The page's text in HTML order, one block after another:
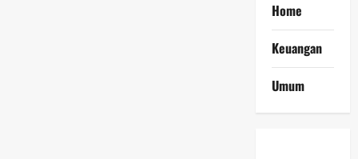
Home
Keuangan
Umum